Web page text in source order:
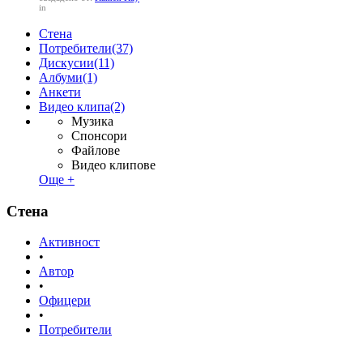
in
Стена
Потребители(37)
Дискусии(11)
Албуми(1)
Анкети
Видео клипа(2)
Музика
Спонсори
Файлове
Видео клипове
Още +
Стена
Активност
•
Автор
•
Офицери
•
Потребители